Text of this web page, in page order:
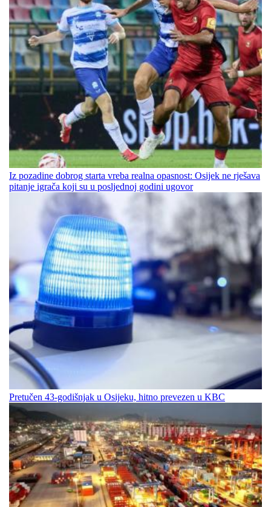
Iz pozadine dobrog starta vreba realna opasnost: Osijek ne rješava
pitanje igrača koji su u posljednoj godini ugovor
Pretučen 43-godišnjak u Osijeku, hitno prevezen u KBC